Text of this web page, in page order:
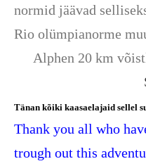
normid jäävad
Rio olümpianorme
Alphen 20 km
Tänan kõiki kaasaelajaid sellel
Thank you all who
trough out this